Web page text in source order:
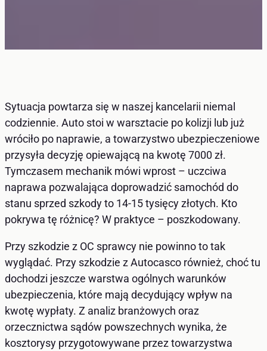
Sytuacja powtarza się w naszej kancelarii niemal
codziennie. Auto stoi w warsztacie po kolizji lub już
wróciło po naprawie, a towarzystwo ubezpieczeniowe
przysyła decyzję opiewającą na kwotę 7000 zł.
Tymczasem mechanik mówi wprost – uczciwa
naprawa pozwalająca doprowadzić samochód do
stanu sprzed szkody to 14-15 tysięcy złotych. Kto
pokrywa tę różnicę? W praktyce – poszkodowany.
Przy szkodzie z OC sprawcy nie powinno to tak
wyglądać. Przy szkodzie z Autocasco również, choć tu
dochodzi jeszcze warstwa ogólnych warunków
ubezpieczenia, które mają decydujący wpływ na
kwotę wypłaty. Z analiz branżowych oraz
orzecznictwa sądów powszechnych wynika, że
kosztorysy przygotowywane przez towarzystwa